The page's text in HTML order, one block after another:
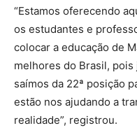
“Estamos oferecendo
os estudantes e
colocar a educação de
melhores do Brasil, pois
saímos da 22ª posição
estão nos ajudando a
realidade”, registrou.